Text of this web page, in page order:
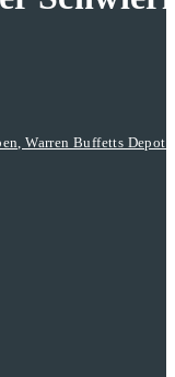
Warren Buffetts Depot